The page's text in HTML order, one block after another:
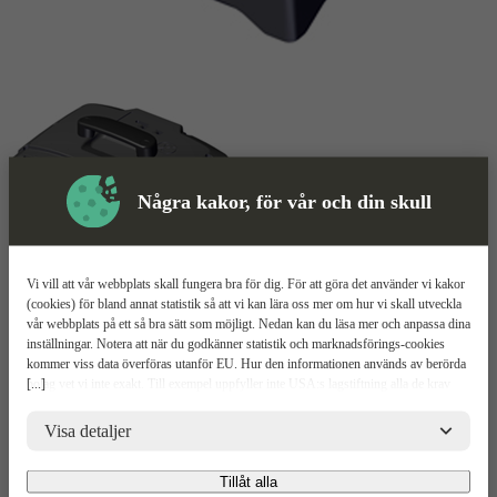
Några kakor, för vår och din skull
[...]
Vi vill att vår webbplats skall fungera bra för dig. För att göra det använder vi kakor
(cookies) för bland annat statistik så att vi kan lära oss mer om hur vi skall utveckla
vår webbplats på ett så bra sätt som möjligt. Nedan kan du läsa mer och anpassa dina
inställningar. Notera att när du godkänner statistik och marknadsförings-cookies
kommer viss data överföras utanför EU. Hur den informationen används av berörda
bolag vet vi inte exakt. Till exempel uppfyller inte USA:s lagstiftning alla de krav
risker för dina personuppgifter. De berörda bolagen måste lämna över uppgifter till
brottsbekämpande myndigheter i USA om de får en sådan begäran. Det kan dock
gällande eventuella personuppgifter som de brottsbekämpande myndigheterna har
Visa detaljer
Tillåt alla
Batteri Mer information
Swepac BOB10
Kraftfullt batteri
1 kWh